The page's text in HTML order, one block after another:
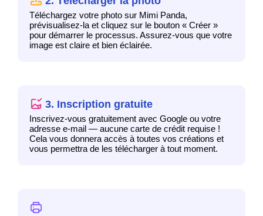
Téléchargez votre photo sur Mimi Panda,
prévisualisez-la et cliquez sur le bouton « Créer »
pour démarrer le processus. Assurez-vous que votre
image est claire et bien éclairée.
3. Inscription gratuite
Inscrivez-vous gratuitement avec Google ou votre
adresse e-mail — aucune carte de crédit requise !
Cela vous donnera accès à toutes vos créations et
vous permettra de les télécharger à tout moment.